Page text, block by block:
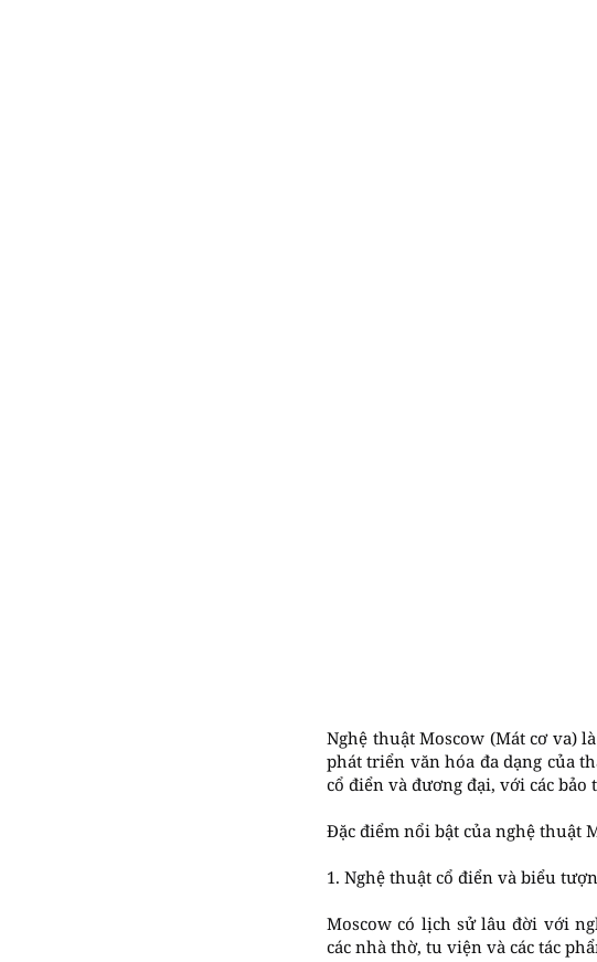
Nghệ thuật Moscow (Mát cơ va)
phát triển văn hóa đa dạng của
cổ điển và đương đại, với các
Đặc điểm nổi bật của nghệ thuật
1. Nghệ thuật cổ điển và biểu
Moscow có lịch sử lâu đời với
các nhà thờ, tu viện và các tác